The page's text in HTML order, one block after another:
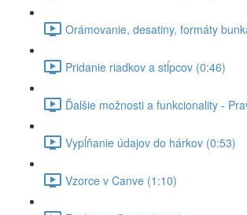
Orámovanie, desatiny, formáty
Pridanie riadkov a stĺpcov (0:46)
Ďalšie možnosti a funkcionality -
Vypĺňanie údajov do hárkov (0:53)
Vzorce v Canve (1:10)